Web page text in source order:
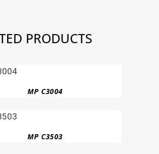
PRODUCTS
MP C3004
MP C3503